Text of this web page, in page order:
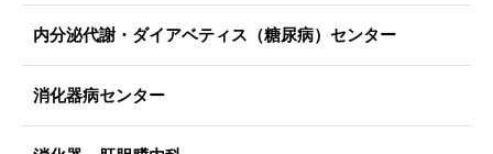
内分泌代謝・ダイアベティス（糖尿病）センター
消化器病センター